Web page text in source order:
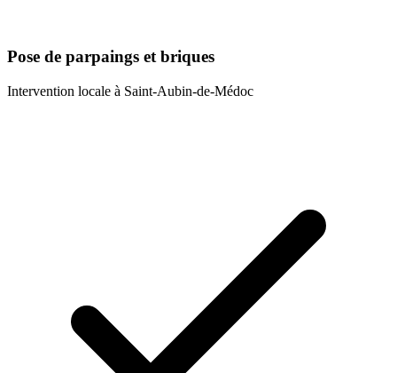
Pose de parpaings et briques
Intervention locale à Saint-Aubin-de-Médoc